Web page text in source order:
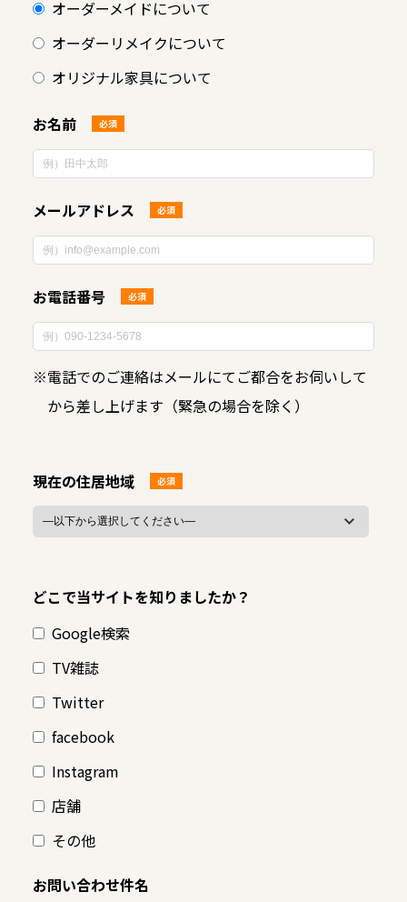
オーダーメイドについて
オーダーリメイクについて
オリジナル家具について
お名前 必須
メールアドレス 必須
お電話番号 必須
※電話でのご連絡はメールにてご都合をお伺いして
から差し上げます（緊急の場合を除く）
現在の住居地域 必須
どこで当サイトを知りましたか？
Google検索
TV雑誌
Twitter
facebook
Instagram
店舗
その他
お問い合わせ件名